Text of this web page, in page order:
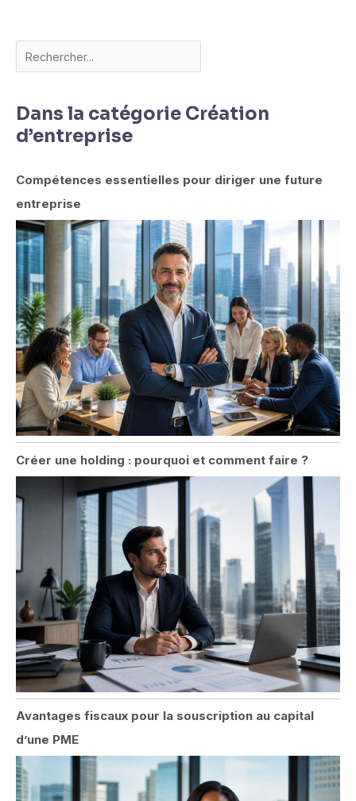
Dans la catégorie Création
d’entreprise
Compétences essentielles pour diriger une future
entreprise
Créer une holding : pourquoi et comment faire ?
Avantages fiscaux pour la souscription au capital
d’une PME